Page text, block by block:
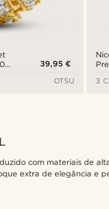
39,95 €
OTSU
3
com materiais de
extra de elegância e